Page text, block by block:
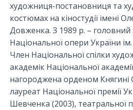
художниця-постановниця та
костюмах на кіностудії імені
Довженка. З 1989 р. –
Національної опери України
Член Національної спілки
академік Національної
нагороджена орденом Княгині
лауреат Національної премії
Шевченка (2003), театральної